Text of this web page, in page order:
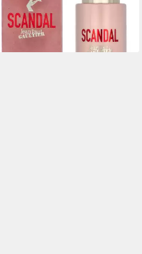
39,60 €
(19,80 €/ 100 ml)
lieferbar - in 2-3 Werktagen bei dir